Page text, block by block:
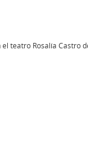
teatro Rosalía Castro